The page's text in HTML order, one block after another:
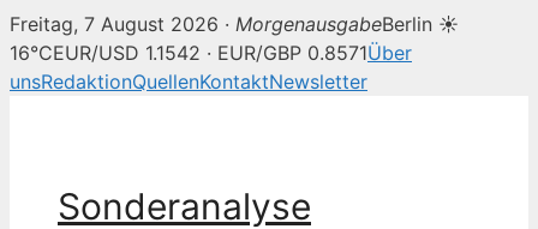
Freitag, 7 August 2026 · MorgenausgabeBerlin ☀
16°CEUR/USD 1.1542 · EUR/GBP 0.8571Über
unsRedaktionQuellenKontaktNewsletter
Sonderanalyse